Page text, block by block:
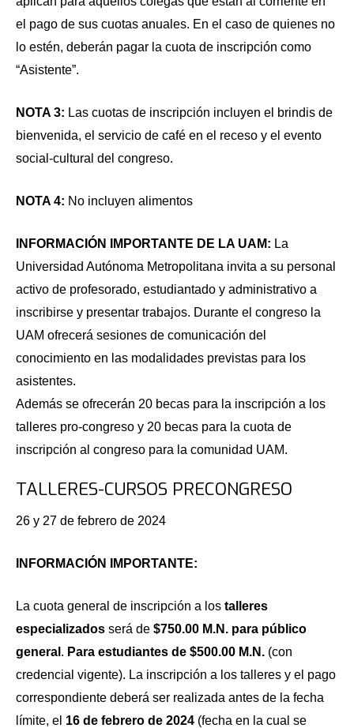
el pago de sus cuotas anuales. En el caso de quienes no
lo estén, deberán pagar la cuota de inscripción como
“Asistente”.
NOTA 3: Las cuotas de inscripción incluyen el brindis de
bienvenida, el servicio de café en el receso y el evento
social-cultural del congreso.
NOTA 4: No incluyen alimentos
INFORMACIÓN IMPORTANTE DE LA UAM: La
Universidad Autónoma Metropolitana invita a su personal
activo de profesorado, estudiantado y administrativo a
inscribirse y presentar trabajos. Durante el congreso la
UAM ofrecerá sesiones de comunicación del
conocimiento en las modalidades previstas para los
asistentes.
Además se ofrecerán 20 becas para la inscripción a los
talleres pro-congreso y 20 becas para la cuota de
inscripción al congreso para la comunidad UAM.
TALLERES-CURSOS PRECONGRESO
26 y 27 de febrero de 2024
INFORMACIÓN IMPORTANTE:
La cuota general de inscripción a los talleres
especializados será de $750.00 M.N. para público
general . Para estudiantes de $500.00 M.N. (con
credencial vigente). La inscripción a los talleres y el pago
correspondiente deberá ser realizada antes de la fecha
límite, el 16 de febrero de 2024 (fecha en la cual se